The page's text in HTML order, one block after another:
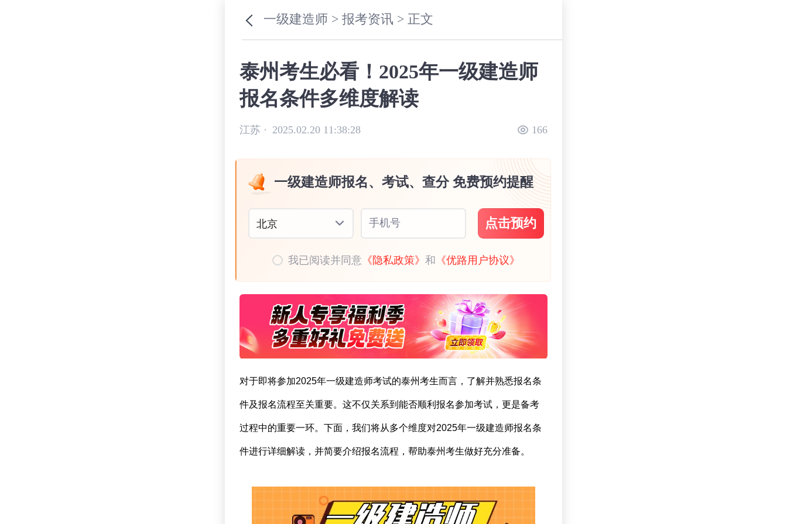
一级建造师 >报考资讯 > 正文
泰州考生必看！2025年一级建造师
报名条件多维度解读
江苏 · 2025.02.20 11:38:28 166
一级建造师报名、考试、查分 免费预约提醒
北京 手机号 点击预约
我已阅读并同意 《隐私政策》和 《优路用户协议》
对于即将参加2025年一级建造师考试的泰州考生而言，了解并熟悉报名条
件及报名流程至关重要。这不仅关系到能否顺利报名参加考试，更是备考
过程中的重要一环。下面，我们将从多个维度对2025年一级建造师报名条
件进行详细解读，并简要介绍报名流程，帮助泰州考生做好充分准备。